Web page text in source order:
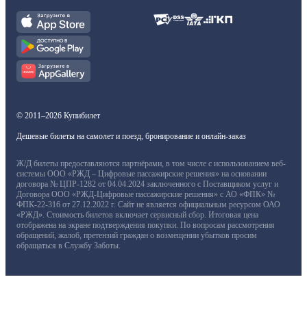
© 2011–2026 Купибилет
Дешевые билеты на самолет и поезд, бронирование и онлайн-заказ
Ж/Д билеты предоставляются партнёрами, в том числе с использованием веб-
системы ООО «РЖД – Цифровые пассажирские решения» на основании
договора № ЦПР-1282 от 04.04.2024 заключенного с Поставщиком услуг и
Договора ООО «РЖД-Цифровые пассажирские решения» с АО «ФПК» №
ФПК-22-316 от 27.12.2022 г. Сайт не является официальным ресурсом ОАО
«РЖД». Стоимость билетов включает сервисный сбор. Итоговая цена
отображена на экране подтверждения покупки. По вопросам рассмотрения
обращений, жалоб, претензий граждан о возмещении убытков просим
обращаться в Службу Заботы.